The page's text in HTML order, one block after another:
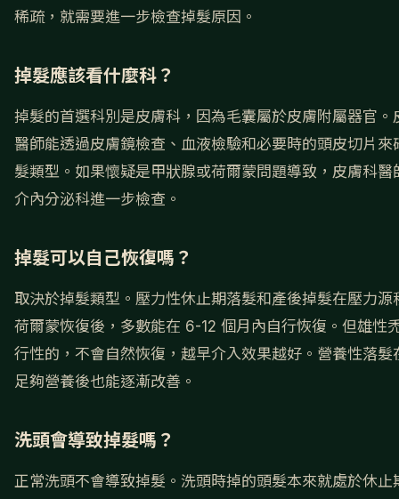
稀疏，就需要進一步檢查掉髮原因。
掉髮應該看什麼科？
掉髮的首選科別是皮膚科，因為毛囊屬於皮膚附屬器官。
醫師能透過皮膚鏡檢查、血液檢驗和必要時的頭皮切片來
髮類型。如果懷疑是甲狀腺或荷爾蒙問題導致，皮膚科醫
介內分泌科進一步檢查。
掉髮可以自己恢復嗎？
取決於掉髮類型。壓力性休止期落髮和產後掉髮在壓力源
荷爾蒙恢復後，多數能在 6-12 個月內自行恢復。但雄性
行性的，不會自然恢復，越早介入效果越好。營養性落髮
足夠營養後也能逐漸改善。
洗頭會導致掉髮嗎？
正常洗頭不會導致掉髮。洗頭時掉的頭髮本來就處於休止